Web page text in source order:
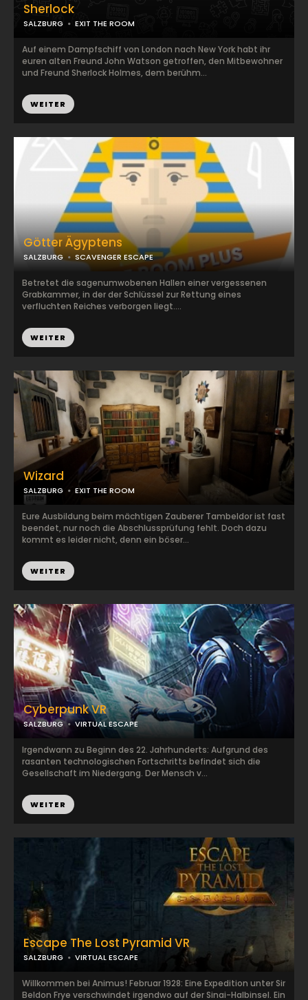
Götter Ägyptens
SALZBURG SCAVENGER ESCAPE
Betretet die sagenumwobenen Hallen einer vergessenen
Grabkammer, in der der Schlüssel zur Rettung eines
verfluchten Reiches verborgen liegt....
WEITER
Cyberpunk VR
SALZBURG VIRTUAL ESCAPE
Irgendwann zu Beginn des 22. Jahrhunderts: Aufgrund des
rasanten technologischen Fortschritts befindet sich die
Gesellschaft im Niedergang. Der Mensch v...
WEITER
Sherlock
SALZBURG EXIT THE ROOM
Auf einem Dampfschiff von London nach New York habt ihr
euren alten Freund John Watson getroffen, den Mitbewohner
und Freund Sherlock Holmes, dem berühm...
WEITER
Wizard
SALZBURG EXIT THE ROOM
Eure Ausbildung beim mächtigen Zauberer Tambeldor ist fast
beendet, nur noch die Abschlussprüfung fehlt. Doch dazu
kommt es leider nicht, denn ein böser...
WEITER
Escape The Lost Pyramid VR
SALZBURG VIRTUAL ESCAPE
Willkommen bei Animus! Februar 1928: Eine Expedition unter Sir
Beldon Frye verschwindet irgendwo auf der Sinai-Halbinsel. Ein